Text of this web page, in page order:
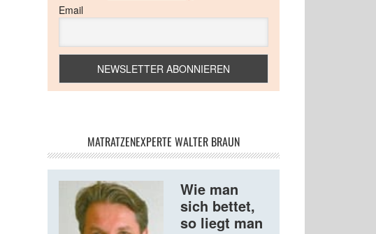
Email
MATRATZENEXPERTE WALTER BRAUN
Wie man
sich bettet,
so liegt man